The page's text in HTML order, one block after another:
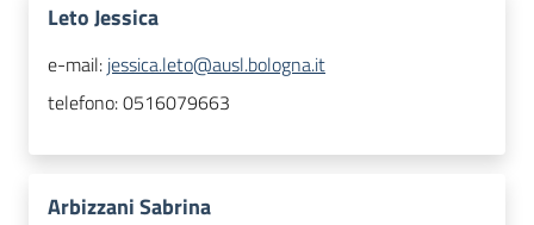
Leto Jessica
e-mail: jessica.leto@ausl.bologna.it
telefono:0516079663
Arbizzani Sabrina